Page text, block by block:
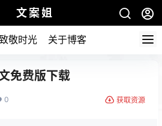
文案姐
敬时光 关于博客
免费版下载
0 获取资源